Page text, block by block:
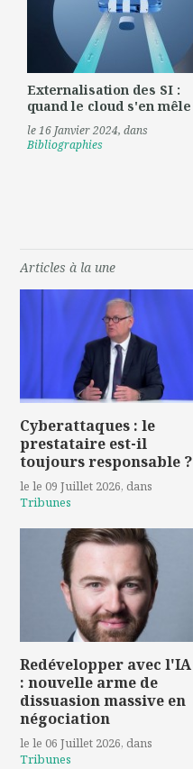
Externalisation des SI :
quand le cloud s'en mêle
le 16 Janvier 2024, dans
Bibliographies
Articles à la une
Cyberattaques : le
prestataire est-il
toujours responsable ?
le le 09 Juillet 2026, dans
Tribunes
Redévelopper avec l'IA
: nouvelle arme de
dissuasion massive en
négociation
le le 06 Juillet 2026, dans
Tribunes